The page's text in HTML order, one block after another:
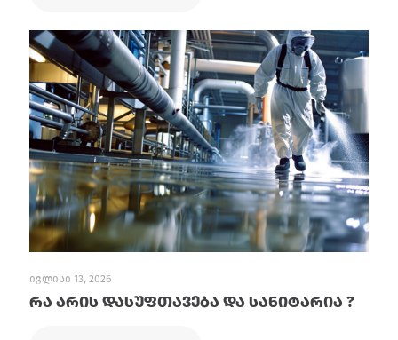
ივლისი 13, 2026
რა არის დასუფთავება და სანიტარია ?